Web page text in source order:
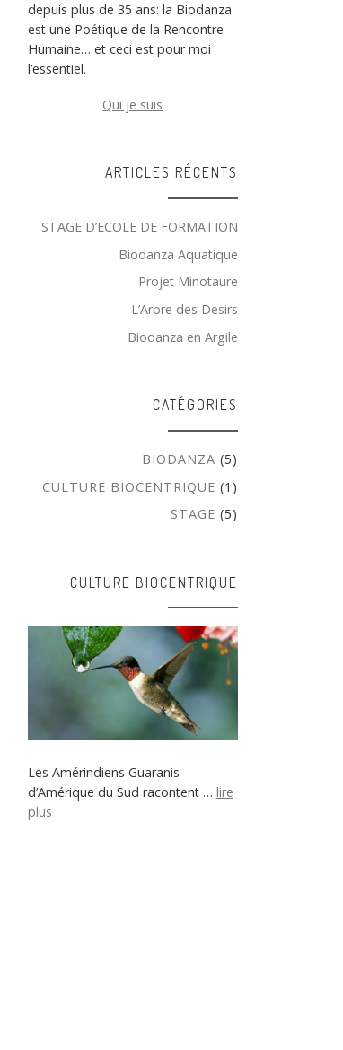
depuis plus de 35 ans: la Biodanza
est une Poétique de la Rencontre
Humaine… et ceci est pour moi
l’essentiel.
Qui je suis
ARTICLES RÉCENTS
STAGE D’ECOLE DE FORMATION
Biodanza Aquatique
Projet Minotaure
L’Arbre des Desirs
Biodanza en Argile
CATÉGORIES
BIODANZA (5)
CULTURE BIOCENTRIQUE (1)
STAGE (5)
CULTURE BIOCENTRIQUE
Les Amérindiens Guaranis
d’Amérique du Sud racontent … lire
plus